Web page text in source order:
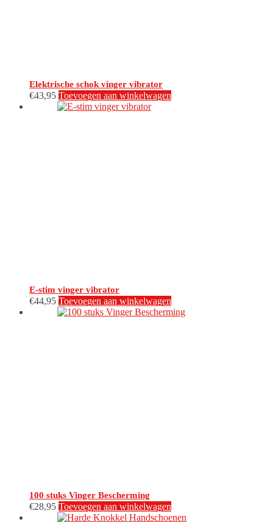
Elektrische schok vinger vibrator
€43,95 Toevoegen aan winkelwagen
E-stim vinger vibrator
€44,95 Toevoegen aan winkelwagen
100 stuks Vinger Bescherming
€28,95 Toevoegen aan winkelwagen